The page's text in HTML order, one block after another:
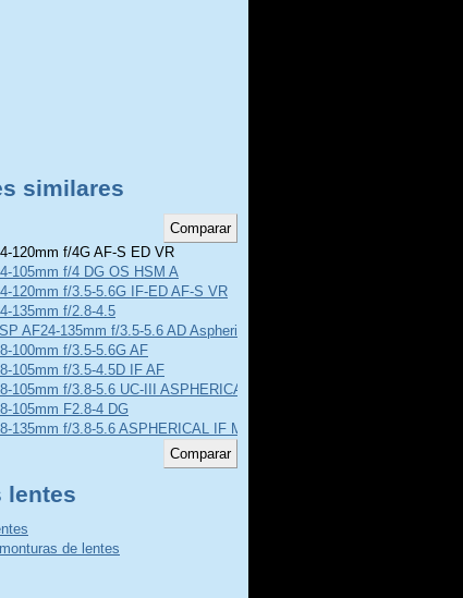
similares
120mm f/4G AF-S ED VR
105mm f/4 DG OS HSM A
120mm f/3.5-5.6G IF-ED AF-S VR
135mm f/2.8-4.5
AF24-135mm f/3.5-5.6 AD Aspherical Macro
100mm f/3.5-5.6G AF
105mm f/3.5-4.5D IF AF
105mm f/3.8-5.6 UC-III ASPHERICAL IF
105mm F2.8-4 DG
135mm f/3.8-5.6 ASPHERICAL IF MACRO
lentes
de lentes